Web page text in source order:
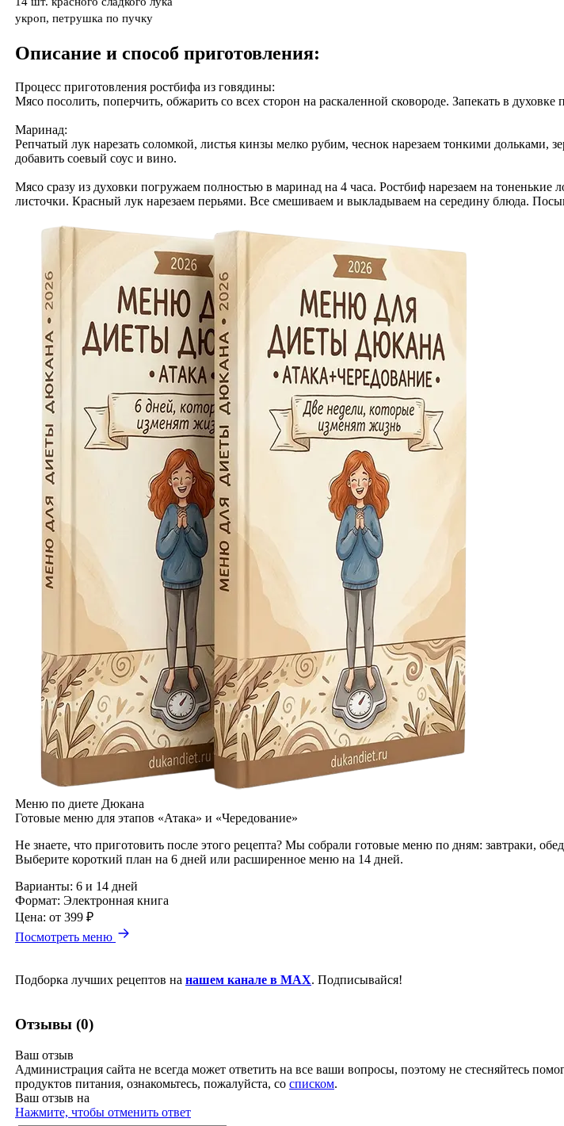
укроп, петрушка по пучку
Описание и способ приготовления:
Процесс приготовления ростбифа из говядины:
Мясо посолить, поперчить, обжарить со всех сторон на раскаленной сковороде. Запекать в
Маринад:
Репчатый лук нарезать соломкой, листья кинзы мелко рубим, чеснок нарезаем тонкими дольками,
добавить соевый соус и вино.
Мясо сразу из духовки погружаем полностью в маринад на 4 часа. Ростбиф нарезаем на
листочки. Красный лук нарезаем перьями. Все смешиваем и выкладываем на середину блюда.
Меню по диете Дюкана
Готовые меню для этапов «Атака» и «Чередование»
Не знаете, что приготовить после этого рецепта? Мы собрали готовые меню по дням: завтраки,
Выберите короткий план на 6 дней или расширенное меню на 14 дней.
Варианты: 6 и 14 дней
Формат: Электронная книга
Цена: от 399 ₽
Посмотреть меню
Подборка лучших рецептов на нашем канале в MAX. Подписывайся!
Отзывы (0)
Ваш отзыв
Администрация сайта не всегда может ответить на все ваши вопросы, поэтому не стесняйтесь
продуктов питания, ознакомьтесь, пожалуйста, со списком.
Ваш отзыв на
Нажмите, чтобы отменить ответ